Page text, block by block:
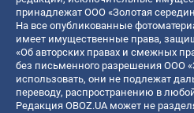
принадлежат ООО «Золотая
На все опубликованные
имеет имущественные права,
«Об авторских правах и смежных
без письменного разрешения ООО
использовать, они не подлежат
переводу, распространению в
Редакция OBOZ.UA может не